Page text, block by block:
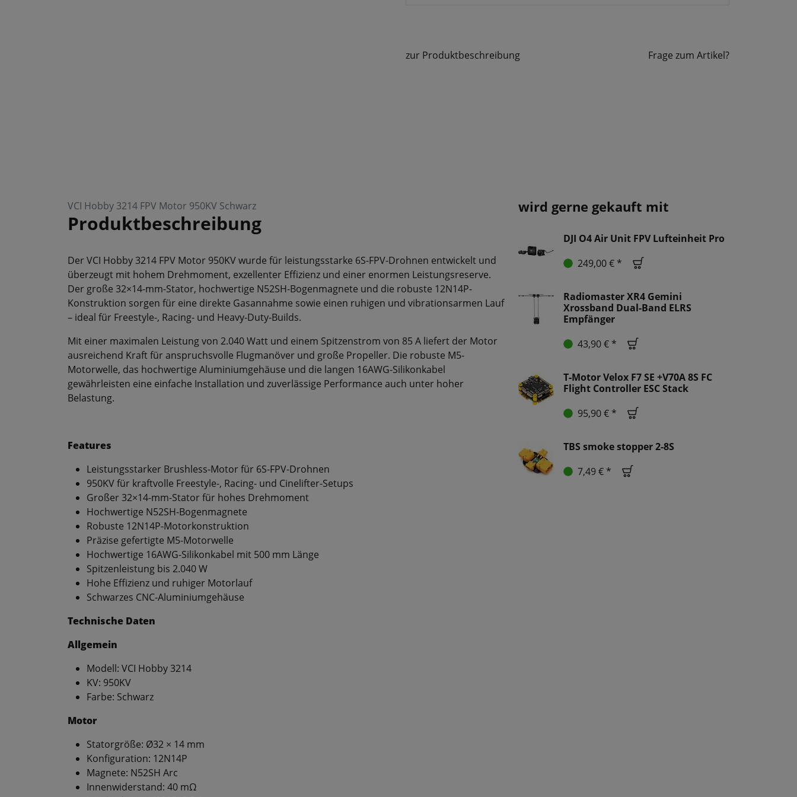
zur Produktbeschreibung Frage zum Artikel?
VCI Hobby 3214 FPV Motor 950KV Schwarz
Produktbeschreibung
Der VCI Hobby 3214 FPV Motor 950KV wurde für leistungsstarke 6S-FPV-Drohnen entwickelt und
überzeugt mit hohem Drehmoment, exzellenter Effizienz und einer enormen Leistungsreserve.
Der große 32×14-mm-Stator, hochwertige N52SH-Bogenmagnete und die robuste 12N14P-
Konstruktion sorgen für eine direkte Gasannahme sowie einen ruhigen und vibrationsarmen Lauf
– ideal für Freestyle-, Racing- und Heavy-Duty-Builds.
Mit einer maximalen Leistung von 2.040 Watt und einem Spitzenstrom von 85 A liefert der Motor
ausreichend Kraft für anspruchsvolle Flugmanöver und große Propeller. Die robuste M5-
Motorwelle, das hochwertige Aluminiumgehäuse und die langen 16AWG-Silikonkabel
gewährleisten eine einfache Installation und zuverlässige Performance auch unter hoher
Belastung.
Features
Leistungsstarker Brushless-Motor für 6S-FPV-Drohnen
950KV für kraftvolle Freestyle-, Racing- und Cinelifter-Setups
Großer 32×14-mm-Stator für hohes Drehmoment
Hochwertige N52SH-Bogenmagnete
Robuste 12N14P-Motorkonstruktion
Präzise gefertigte M5-Motorwelle
Hochwertige 16AWG-Silikonkabel mit 500 mm Länge
Spitzenleistung bis 2.040 W
Hohe Effizienz und ruhiger Motorlauf
Schwarzes CNC-Aluminiumgehäuse
Technische Daten
Allgemein
Modell: VCI Hobby 3214
KV: 950KV
Farbe: Schwarz
Motor
Statorgröße: Ø32 × 14 mm
Konfiguration: 12N14P
Magnete: N52SH Arc
Innenwiderstand: 40 mΩ
wird gerne gekauft mit
DJI O4 Air Unit FPV Lufteinheit Pro
249,00 € *
Radiomaster XR4 Gemini
Xrossband Dual-Band ELRS
Empfänger
43,90 € *
T-Motor Velox F7 SE +V70A 8S FC
Flight Controller ESC Stack
95,90 € *
TBS smoke stopper 2-8S
7,49 € *